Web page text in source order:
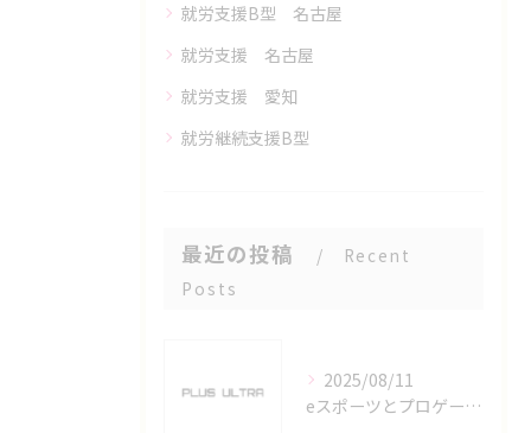
就労支援B型 名古屋
就労支援 名古屋
就労支援 愛知
就労継続支援B型
最近の投稿
Recent
Posts
2025/08/11
eスポーツとプロゲーマーを六番町駅で目指すための実践ガイド